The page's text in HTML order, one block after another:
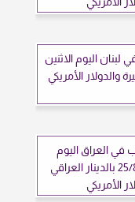
اليوم الاثنين
في العراق اليوم
الاثنين 25/8/2025 بالدينار العراقي
الأمريكي